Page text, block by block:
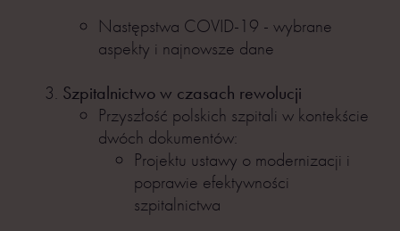
Następstwa COVID-19 - wybrane
aspekty i najnowsze dane
Szpitalnictwo w czasach rewolucji
Przyszłość polskich szpitali w kontekście
dwóch dokumentów:
Projektu ustawy o modernizacji i
poprawie efektywności
szpitalnictwa